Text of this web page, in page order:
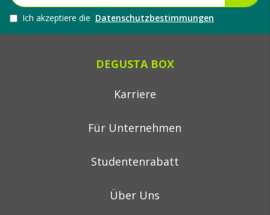
Ich akzeptiere die Datenschutzbestimmungen
DEGUSTA BOX
Karriere
Für Unternehmen
Studentenrabatt
Über Uns